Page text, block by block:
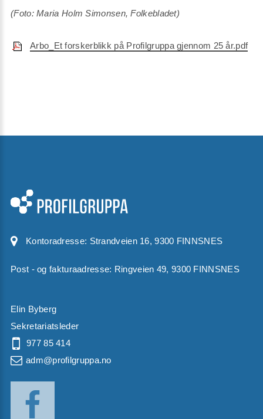
(Foto: Maria Holm Simonsen, Folkebladet)
Arbo_Et forskerblikk på Profilgruppa gjennom 25 år.pdf
Kontoradresse: Strandveien 16, 9300 FINNSNES
Post - og fakturaadresse: Ringveien 49, 9300 FINNSNES
Elin Byberg
Sekretariatsleder
977 85 414
adm@profilgruppa.no